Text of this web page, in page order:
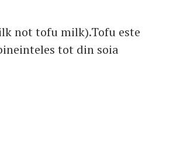
not tofu milk).Tofu este
tot din soia